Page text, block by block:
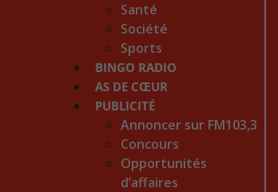
Santé
Société
Sports
BINGO RADIO
AS DE CŒUR
PUBLICITÉ
Annoncer sur FM103,3
Concours
Opportunités
d’affaires